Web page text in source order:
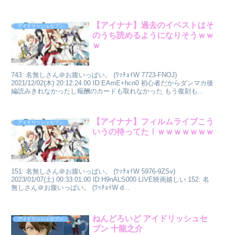
アイドリッシュセブン
【アイナナ】過去のイベストはそ
のうち読めるようになりそうｗｗ
ｗ
743: 名無しさん＠お腹いっぱい。 (ﾜｯﾁｮｲW 7723-FNOJ)
2021/12/02(木) 20:12:24.00 ID:EAmE+hcn0 初心者だからダンマカ後
編読みきれなかったし報酬のカードも取れなかった もう復刻も...
アイドリッシュセブン
【アイナナ】フィルムライブこう
いうの待ってた！ｗｗｗｗｗｗｗ
151: 名無しさん＠お腹いっぱい。 (ﾜｯﾁｮｲW 5976-9ZSv)
2023/01/07(土) 00:33:01.00 ID:H9nALS000 LIVE映画嬉しい 152: 名
無しさん＠お腹いっぱい。 (ﾜｯﾁｮｲW d...
アイドリッシュセブン
ねんどろいど アイドリッシュセ
ブン 十龍之介